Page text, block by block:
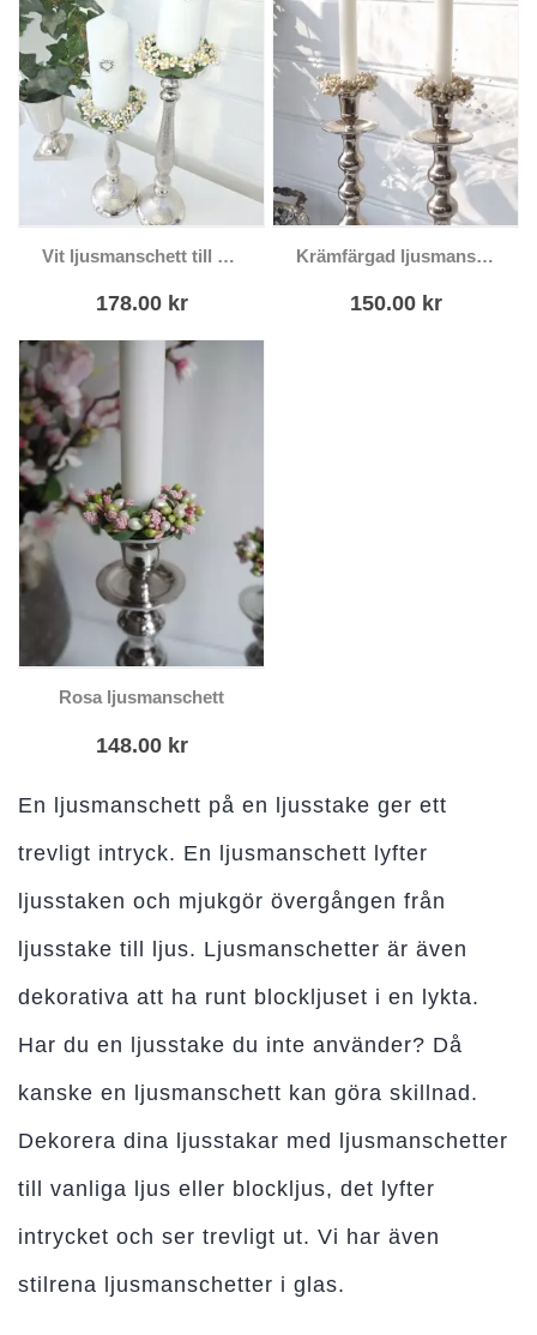
Vit ljusmanschett till blockljus 2 styck
178.00 kr
Krämfärgad ljusmanschett
150.00 kr
Rosa ljusmanschett
148.00 kr
En ljusmanschett på en ljusstake ger ett
trevligt intryck. En ljusmanschett lyfter
ljusstaken och mjukgör övergången från
ljusstake till ljus. Ljusmanschetter är även
dekorativa att ha runt blockljuset i en lykta.
Har du en ljusstake du inte använder? Då
kanske en ljusmanschett kan göra skillnad.
Dekorera dina ljusstakar med ljusmanschetter
till vanliga ljus eller blockljus, det lyfter
intrycket och ser trevligt ut. Vi har även
stilrena ljusmanschetter i glas.